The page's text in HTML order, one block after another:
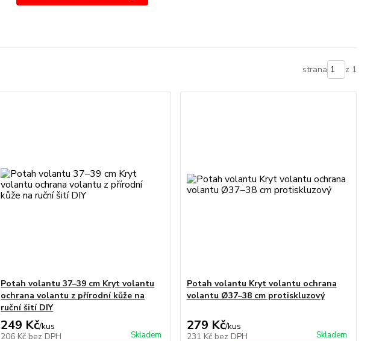
strana z 1
Potah volantu 37–39 cm Kryt volantu
ochrana volantu z přírodní kůže na
ruční šití DIY
249 Kč/kus
206 Kč bez DPH Skladem
Potah volantu Kryt volantu ochrana
volantu Ø37–38 cm protiskluzový
279 Kč/kus
231 Kč bez DPH Skladem